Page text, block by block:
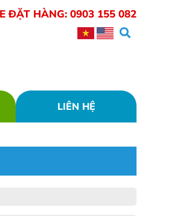
ĐẶT HÀNG: 0903 155 082
LIÊN HỆ